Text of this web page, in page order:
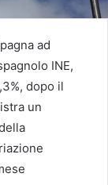
ad
INE,
dopo il
un